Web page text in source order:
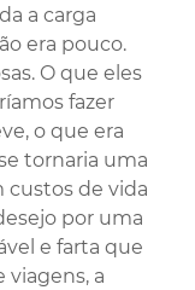
a carga
era pouco.
O que eles
fazer
o que era
tornaria uma
custos de vida
por uma
e farta que
viagens, a